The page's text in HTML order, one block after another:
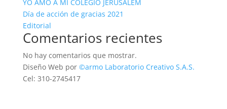
YO AMO A MI COLEGIO JERUSALEM
Día de acción de gracias 2021
Editorial
Comentarios recientes
No hay comentarios que mostrar.
Diseño Web por ©armo Laboratorio Creativo S.A.S.
Cel: 310-2745417